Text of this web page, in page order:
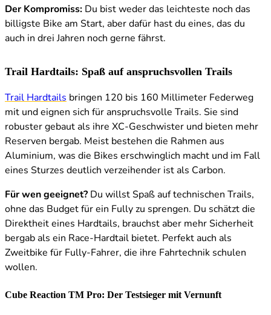
Der Kompromiss: Du bist weder das leichteste noch das
billigste Bike am Start, aber dafür hast du eines, das du
auch in drei Jahren noch gerne fährst.
Trail Hardtails: Spaß auf anspruchsvollen Trails
Trail Hardtails bringen 120 bis 160 Millimeter Federweg
mit und eignen sich für anspruchsvolle Trails. Sie sind
robuster gebaut als ihre XC-Geschwister und bieten mehr
Reserven bergab. Meist bestehen die Rahmen aus
Aluminium, was die Bikes erschwinglich macht und im Fall
eines Sturzes deutlich verzeihender ist als Carbon.
Für wen geeignet? Du willst Spaß auf technischen Trails,
ohne das Budget für ein Fully zu sprengen. Du schätzt die
Direktheit eines Hardtails, brauchst aber mehr Sicherheit
bergab als ein Race-Hardtail bietet. Perfekt auch als
Zweitbike für Fully-Fahrer, die ihre Fahrtechnik schulen
wollen.
Cube Reaction TM Pro: Der Testsieger mit Vernunft